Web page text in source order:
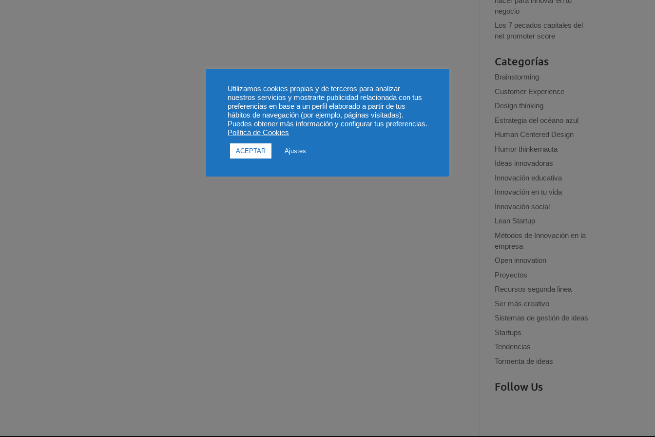
negocio
Los 7 pecados capitales del
net promoter score
Categorías
Brainstorming
Customer Experience
Design thinking
Estrategia del océano azul
Human Centered Design
Humor thinkernauta
Ideas innovadoras
Innovación educativa
Innovación en tu vida
Innovación social
Lean Startup
Métodos de Innovación en la
empresa
Open innovation
Proyectos
Recursos segunda linea
Ser más creativo
Sistemas de gestión de ideas
Startups
Tendencias
Tormenta de ideas
Follow Us
Utilizamos cookies propias y de terceros para analizar
nuestros servicios y mostrarte publicidad relacionada con tus
preferencias en base a un perfil elaborado a partir de tus
hábitos de navegación (por ejemplo, páginas visitadas).
Puedes obtener más información y configurar tus preferencias.
Política de Cookies
ACEPTAR Ajustes